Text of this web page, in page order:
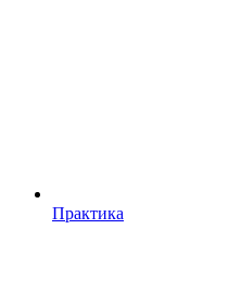
Практика
Практика